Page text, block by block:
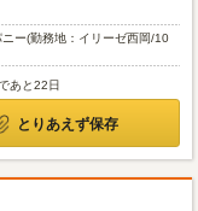
ー(勤務地：イリーゼ西岡/10
あと22日
とりあえず保存